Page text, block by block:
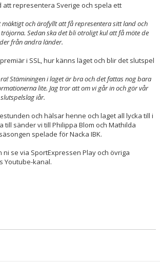
att representera Sverige och spela ett
och ärofyllt att få representera sitt land och
Sedan ska det bli otroligt kul att få möte de
från andra länder.
i SSL, hur känns läget och blir det slutspel
Stäminingen i laget är bra och det fattas nog bara
lite. Jag tror att om vi går in och gör vår
iår.
och hälsar henne och laget all lycka till i
till sänder vi till Philippa Blom och Mathilda
spelade för Nacka IBK.
ni se via SportExpressen Play och övriga
Youtube-kanal.